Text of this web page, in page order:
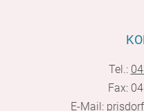
Tel.:
Fax:
E-Mail: